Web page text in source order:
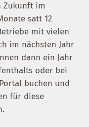
Zukunft im
satt 12
mit vielen
im nächsten Jahr
dann ein Jahr
oder bei
buchen und
für diese